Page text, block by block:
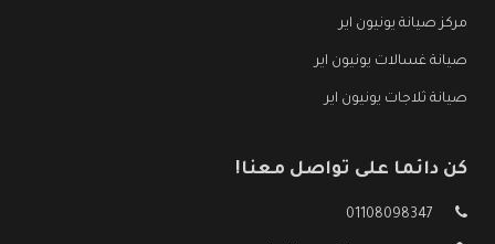
مركز صيانة يونيون اير
صيانة غسالات يونيون اير
صيانة ثلاجات يونيون اير
كن دائما على تواصل معنا!
01108098347